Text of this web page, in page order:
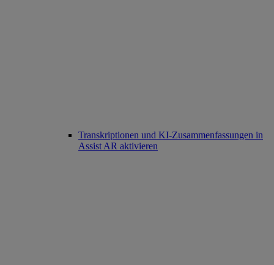
Transkriptionen und KI-Zusammenfassungen in
Assist AR aktivieren